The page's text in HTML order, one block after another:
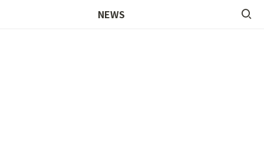
NEWS
뉴스레터